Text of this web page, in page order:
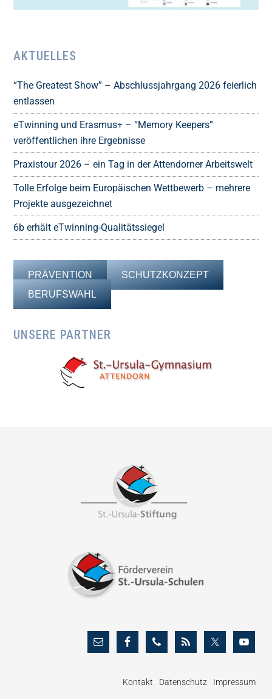
AKTUELLES
“The Greatest Show” – Abschlussjahrgang 2026 feierlich
entlassen
eTwinning und Erasmus+ – “Memory Keepers”
veröffentlichen ihre Ergebnisse
Praxistour 2026 – ein Tag in der Attendorner Arbeitswelt
Tolle Erfolge beim Europäischen Wettbewerb – mehrere
Projekte ausgezeichnet
6b erhält eTwinning-Qualitätssiegel
PRÄVENTION
SCHUTZKONZEPT
BERUFSWAHL
UNSERE PARTNER
Kontakt Datenschutz Impressum